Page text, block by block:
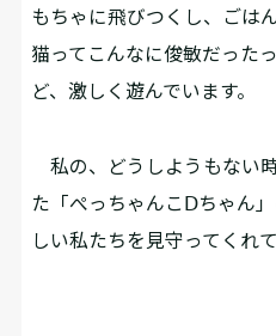
もちゃに飛びつくし、ごは
猫ってこんなに俊敏だった
ど、激しく遊んでいます。
私の、どうしようもない
た「ぺっちゃんこⅮちゃん
しい私たちを見守ってくれ